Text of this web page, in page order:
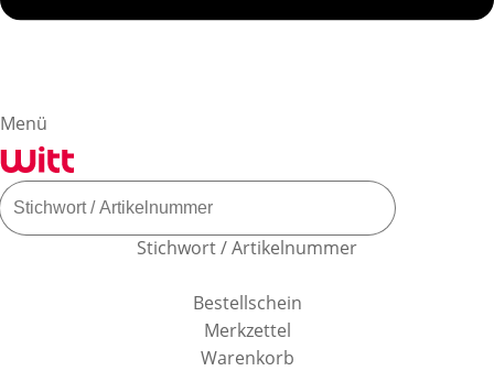
Menü
Stichwort / Artikelnummer
Bestellschein
Merkzettel
Warenkorb